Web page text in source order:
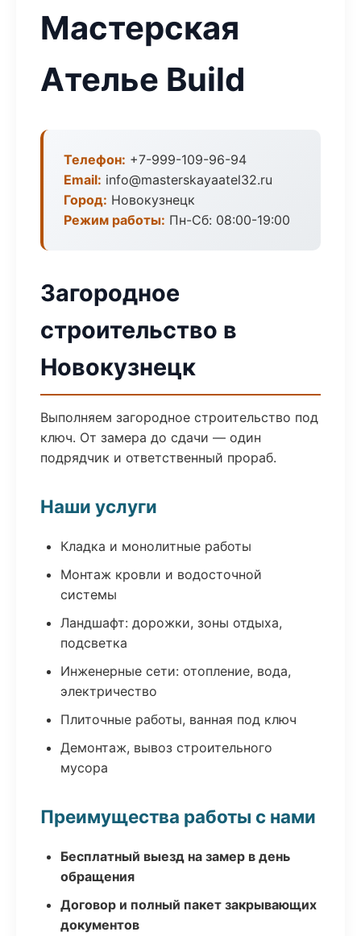
Мастерская
Ателье Build
Телефон: +7-999-109-96-94
Email: info@masterskayaatel32.ru
Город: Новокузнецк
Режим работы: Пн-Сб: 08:00-19:00
Загородное
строительство в
Новокузнецк
Выполняем загородное строительство под
ключ. От замера до сдачи — один
подрядчик и ответственный прораб.
Наши услуги
Кладка и монолитные работы
Монтаж кровли и водосточной
системы
Ландшафт: дорожки, зоны отдыха,
подсветка
Инженерные сети: отопление, вода,
электричество
Плиточные работы, ванная под ключ
Демонтаж, вывоз строительного
мусора
Преимущества работы с нами
Бесплатный выезд на замер в день
обращения
Договор и полный пакет закрывающих
документов